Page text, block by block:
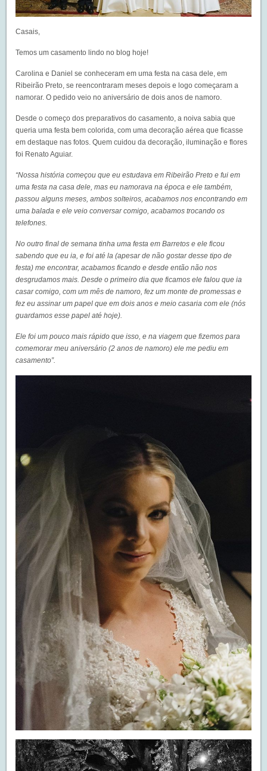
Casais,
Temos um casamento lindo no blog hoje!
Carolina e Daniel se conheceram em uma festa na casa dele, em
Ribeirão Preto, se reencontraram meses depois e logo começaram a
namorar. O pedido veio no aniversário de dois anos de namoro.
Desde o começo dos preparativos do casamento, a noiva sabia que
queria uma festa bem colorida, com uma decoração aérea que ficasse
em destaque nas fotos. Quem cuidou da decoração, iluminação e flores
foi Renato Aguiar.
“Nossa história começou que eu estudava em Ribeirão Preto e fui em
uma festa na casa dele, mas eu namorava na época e ele também,
passou alguns meses, ambos solteiros, acabamos nos encontrando em
uma balada e ele veio conversar comigo, acabamos trocando os
telefones.
No outro final de semana tinha uma festa em Barretos e ele ficou
sabendo que eu ia, e foi até la (apesar de não gostar desse tipo de
festa) me encontrar, acabamos ficando e desde então não nos
desgrudamos mais. Desde o primeiro dia que ficamos ele falou que ia
casar comigo, com um mês de namoro, fez um monte de promessas e
fez eu assinar um papel que em dois anos e meio casaria com ele (nós
guardamos esse papel até hoje).
Ele foi um pouco mais rápido que isso, e na viagem que fizemos para
comemorar meu aniversário (2 anos de namoro) ele me pediu em
casamento”.